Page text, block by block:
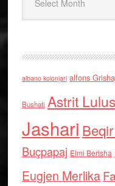
albano kolonjari alfons
Bushati Astrit
Jashari
Buçpapaj Elmi Berisha
Eugjen Merlika